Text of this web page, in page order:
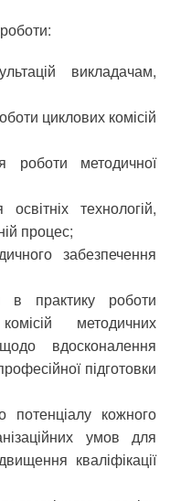
викладачам,
циклових комісій
роботи методичної
технологій,
процес;
забезпечення
в практику роботи
методичних
вдосконалення
підготовки
потенціалу кожного
умов для
кваліфікації